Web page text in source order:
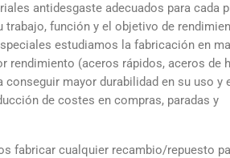
antidesgaste adecuados para cada
trabajo, función y el objetivo de
estudiamos la fabricación en
rendimiento (aceros rápidos, aceros de
conseguir mayor durabilidad en su uso y
de costes en compras, paradas y
fabricar cualquier recambio/repuesto